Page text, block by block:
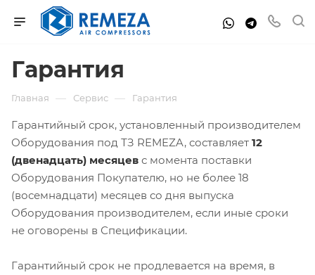
Гарантия
Главная — Сервис — Гарантия
Гарантийный срок, установленный производителем
Оборудования под ТЗ REMEZA, составляет 12
(двенадцать) месяцев с момента поставки
Оборудования Покупателю, но не более 18
(восемнадцати) месяцев со дня выпуска
Оборудования производителем, если иные сроки
не оговорены в Спецификации.
Гарантийный срок не продлевается на время, в